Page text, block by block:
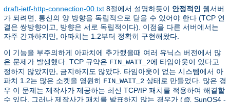
draft-ietf-http-connection-00.txt 8절에서 설명하듯이 안정적인
웹서버
가 되려면, 통신의 양 방향을 독립적으로 닫을 수 있어야 한다 (TCP 연
결은 쌍방향이고, 방향은 서로 독립적이다). 이점을 다른 서버에서는
자주 간과하지만, 아파치는 1.2부터 정확히 구현해왔다.
이 기능을 부주의하게 아파치에 추가했을때 여러 유닉스 버전에서 많
은 문제가 발생했다. TCP 규약은 FIN_WAIT_2에 타임아웃이 있다고
정하지 않았지만, 금지하지도 않았다. 타임아웃이 없는 시스템에서 아
파치 1.2는 많은 소켓을 영원히 FIN_WAIT_2 상태로 만들었다. 많은 경
우 이 문제는 제작사가 제공하는 최신 TCP/IP 패치를 적용하여 해결할
수 있다. 그러나 제작사가 패치를 발표하지 않는 경우가 (즉, SunOS4 -